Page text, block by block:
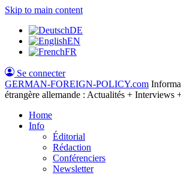
Skip to main content
DE
EN
FR
Se connecter
GERMAN-FOREIGN-POLICY.com
étrangère allemande : Actualités + Interviews
Home
Info
Éditorial
Rédaction
Conférenciers
Newsletter